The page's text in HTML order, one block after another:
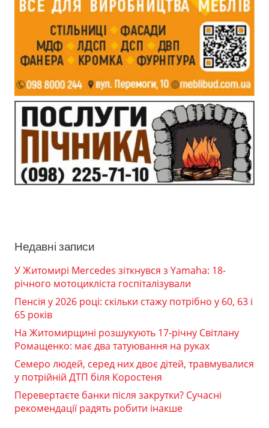
Недавні записи
У Житомирі Mercedes зіткнувся з Yamaha: 18-
річного мотоцикліста госпіталізували
Пенсія у 2026 році: скільки стажу потрібно у 60, 63 і
65 років
На Житомирщині розшукують 17-річну Світлану
Ромащенко: має два татуювання на руках
Семеро людей, серед них двоє дітей, травмувалися
у потрійній ДТП біля Коростеня
Перевертаєте банки після закрутки? Сучасні
рекомендації радять робити інакше